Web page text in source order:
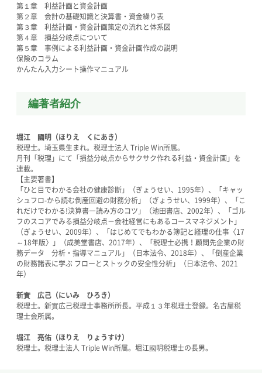
第１章 利益計画と資金計画
第２章 会計の基礎知識と決算書・資金繰り表
第３章 利益計画・資金計画策定の流れと体系図
第４章 損益分岐点について
第５章 事例による利益計画・資金計画作成の説明
保険のコラム
かんたん入力シート操作マニュアル
編著者紹介
堀江 國明（ほりえ くにあき）
税理士。埼玉県生まれ。税理士法人 Triple Win所属。
月刊「税理」にて「損益分岐点からサクサク作れる利益・資金計画」を
連載。
【主要著書】
「ひと目でわかる会社の健康診断」（ぎょうせい、1995年）、「キャッ
シュフロ-から読む倒産回避の財務分析」（ぎょうせい、1999年）、「こ
れだけでわかる!決算書―読み方のコツ」（池田書店、2002年）、「ゴル
フのスコアでみる損益分岐点－会社経営にもあるコースマネジメント」
（ぎょうせい、2009年）、「はじめてでもわかる簿記と経理の仕事〈17
～18年版〉」（成美堂書店、2017年）、「税理士必携！顧問先企業の財
務データ 分析・指導マニュアル」（日本法令、2018年）、「倒産企業
の財務諸表に学ぶ フローとストックの安全性分析」（日本法令、2021
年）
新實 広己（にいみ ひろき）
税理士。新實広己税理士事務所所長。平成１３年税理士登録。名古屋税
理士会所属。
堀江 亮佑（ほりえ りょうすけ）
税理士。税理士法人 Triple Win所属。堀江國明税理士の長男。